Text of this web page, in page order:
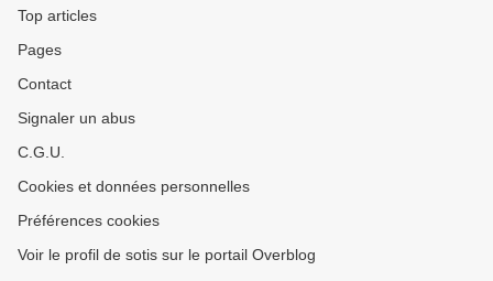
Top articles
Pages
Contact
Signaler un abus
C.G.U.
Cookies et données personnelles
Préférences cookies
Voir le profil de sotis sur le portail Overblog